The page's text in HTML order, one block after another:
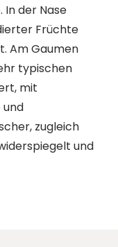
In der Nase
Früchte
Am Gaumen
typischen
mit
und
zugleich
und